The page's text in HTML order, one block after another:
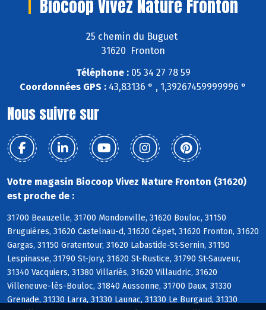
Biocoop Vivez Nature Fronton
25 chemin du Buguet
31620 Fronton
Téléphone :05 34 27 78 59
Coordonnées GPS : 43,83136 ° , 1,39267459999996 °
Nous suivre sur
Votre magasin Biocoop Vivez Nature Fronton (31620)
est proche de :
31700 Beauzelle, 31700 Mondonville, 31620 Bouloc, 31150
Bruguières, 31620 Castelnau-d, 31620 Cépet, 31620 Fronton, 31620
Gargas, 31150 Gratentour, 31620 Labastide-St-Sernin, 31150
Lespinasse, 31790 St-Jory, 31620 St-Rustice, 31790 St-Sauveur,
31340 Vacquiers, 31380 Villariès, 31620 Villaudric, 31620
Villeneuve-lès-Bouloc, 31840 Aussonne, 31700 Daux, 31330
Grenade, 31330 Larra, 31330 Launac, 31330 Le Burgaud, 31330